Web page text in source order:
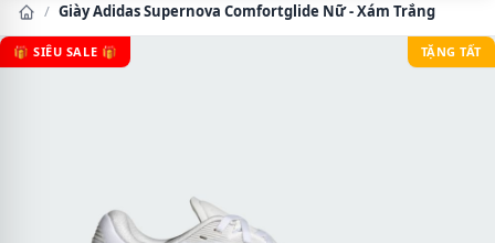
/ Giày Adidas Supernova Comfortglide Nữ - Xám Trắng
🎁 SIÊU SALE 🎁 TẶNG TẤT